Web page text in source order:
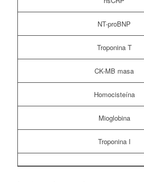
NT-proBNP
Troponina T
CK-MB masa
Homocisteína
Mioglobina
Troponina I